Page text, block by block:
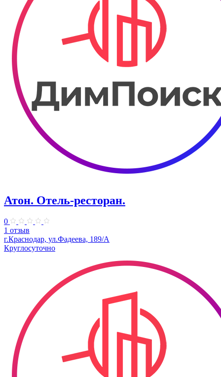
Атон. Отель-ресторан.
0
1 отзыв
г.Краснодар, ул.Фадеева, 189/А
Круглосуточно